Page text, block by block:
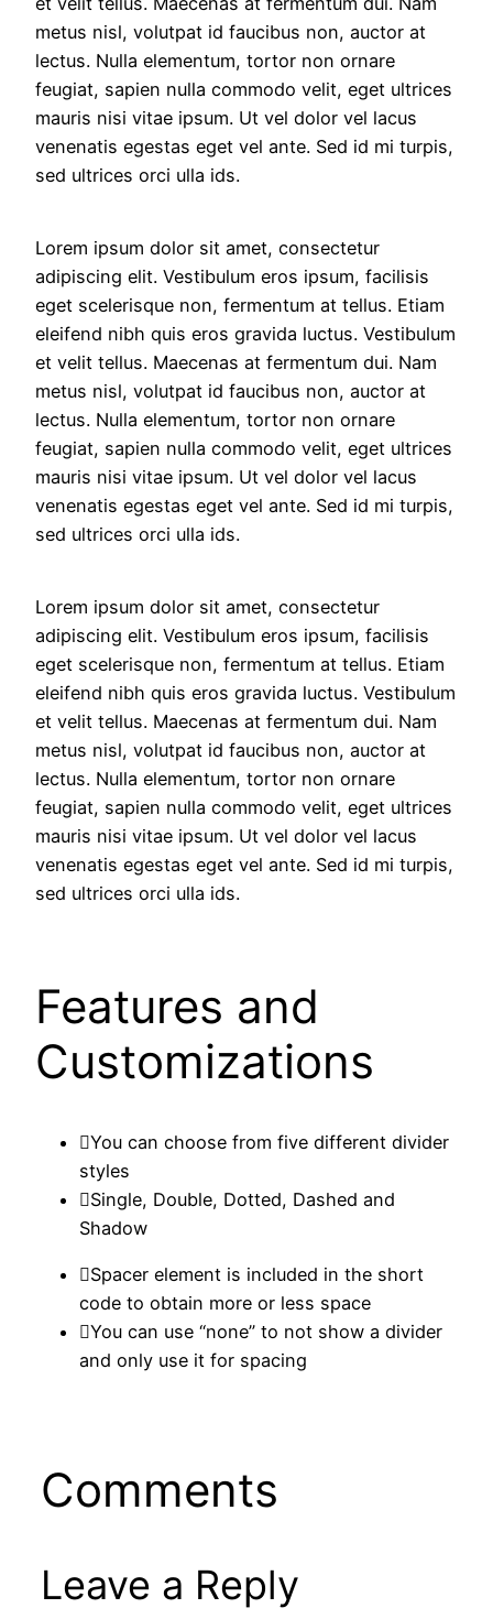
metus nisl, volutpat id faucibus non, auctor at
lectus. Nulla elementum, tortor non ornare
feugiat, sapien nulla commodo velit, eget ultrices
mauris nisi vitae ipsum. Ut vel dolor vel lacus
venenatis egestas eget vel ante. Sed id mi turpis,
sed ultrices orci ulla ids.
Lorem ipsum dolor sit amet, consectetur
adipiscing elit. Vestibulum eros ipsum, facilisis
eget scelerisque non, fermentum at tellus. Etiam
eleifend nibh quis eros gravida luctus. Vestibulum
et velit tellus. Maecenas at fermentum dui. Nam
metus nisl, volutpat id faucibus non, auctor at
lectus. Nulla elementum, tortor non ornare
feugiat, sapien nulla commodo velit, eget ultrices
mauris nisi vitae ipsum. Ut vel dolor vel lacus
venenatis egestas eget vel ante. Sed id mi turpis,
sed ultrices orci ulla ids.
Lorem ipsum dolor sit amet, consectetur
adipiscing elit. Vestibulum eros ipsum, facilisis
eget scelerisque non, fermentum at tellus. Etiam
eleifend nibh quis eros gravida luctus. Vestibulum
et velit tellus. Maecenas at fermentum dui. Nam
metus nisl, volutpat id faucibus non, auctor at
lectus. Nulla elementum, tortor non ornare
feugiat, sapien nulla commodo velit, eget ultrices
mauris nisi vitae ipsum. Ut vel dolor vel lacus
venenatis egestas eget vel ante. Sed id mi turpis,
sed ultrices orci ulla ids.
Features and
Customizations
You can choose from five different divider
styles
Single, Double, Dotted, Dashed and
Shadow
Spacer element is included in the short
code to obtain more or less space
You can use “none” to not show a divider
and only use it for spacing
Comments
Leave a Reply